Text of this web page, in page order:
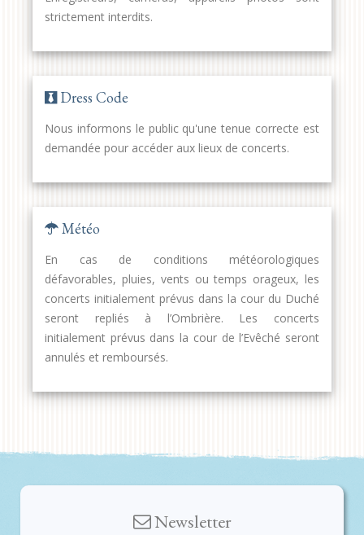
strictement interdits.
Dress Code
Nous informons le public qu'une tenue correcte est
demandée pour accéder aux lieux de concerts.
Météo
En cas de conditions météorologiques
défavorables, pluies, vents ou temps orageux, les
concerts initialement prévus dans la cour du Duché
seront repliés à l’Ombrière. Les concerts
initialement prévus dans la cour de l’Evêché seront
annulés et remboursés.
Newsletter